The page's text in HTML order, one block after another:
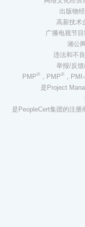
出版物
高新技术
广播电视节
湘公
违法和不
举报/反
PMP®，PMP®，
是Project
是PeopleCert集团的注册